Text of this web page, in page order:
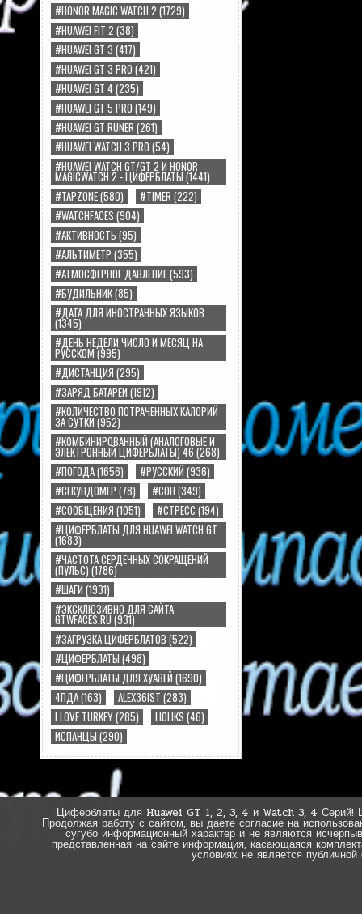
#HONOR MAGIC WATCH 2 (1729)
#HUAWEI FIT 2 (38)
#HUAWEI GT 3 (417)
#HUAWEI GT 3 PRO (421)
#HUAWEI GT 4(235)
#HUAWEI GT 5 PRO (149)
#HUAWEI GT RUNER (261)
#HUAWEI WATCH 3 PRO (54)
#HUAWEI WATCH GT/GT 2 И HONOR
MAGICWATCH 2 - ЦИФЕРБЛАТЫ(1441)
#TAPZONE(580) #TIMER (222)
#WATCHFACES (904)
#АКТИВНОСТЬ (95)
#АЛЬТИМЕТР (355)
#АТМОСФЕРНОЕ ДАВЛЕНИЕ(593)
#БУДИЛЬНИК(85)
#ДАТА ДЛЯ ИНОСТРАННЫХ ЯЗЫКОВ
(1345)
#ДЕНЬ НЕДЕЛИ ЧИСЛО И МЕСЯЦ НА
РУССКОМ(995)
#ДИСТАНЦИЯ (295)
#ЗАРЯД БАТАРЕИ (1912)
#КОЛИЧЕСТВО ПОТРАЧЕННЫХ КАЛОРИЙ
ЗА СУТКИ(952)
#КОМБИНИРОВАННЫЙ (АНАЛОГОВЫЕ И
ЭЛЕКТРОННЫЙ ЦИФЕРБЛАТЫ) 46(268)
#ПОГОДА(1656) #РУССКИЙ (936)
#СЕКУНДОМЕР (78) #СОН (349)
#СООБЩЕНИЯ (1051) #СТРЕСС (194)
#ЦИФЕРБЛАТЫ ДЛЯ HUAWEI WATCH GT
(1683)
#ЧАСТОТА СЕРДЕЧНЫХ СОКРАЩЕНИЙ
(ПУЛЬС)(1786)
#ШАГИ (1931)
#ЭКСКЛЮЗИВНО ДЛЯ САЙТА
GTWFACES.RU(931)
#ЗАГРУЗКА ЦИФЕРБЛАТОВ (522)
#ЦИФЕРБЛАТЫ (498)
#ЦИФЕРБЛАТЫ ДЛЯ ХУАВЕЙ (1690)
4ПДА(163) ALEX36IST (283)
I LOVE TURKEY(285) LIOLIKS (46)
ИСПАНЦЫ (290)
Циферблаты для Huawei GT 1, 2, 3, 4 и Watch 3, 4 Серий!
Продолжая работу с сайтом, вы даете согласие на
сугубо информационный характер и не являются
представленная на сайте информация, касающаяся
условиях не является